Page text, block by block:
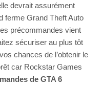
devrait assurément
ferme Grand Theft Auto
précommandes vient
sécuriser au plus tôt
chances de l’obtenir le
car Rockstar Games
de GTA 6